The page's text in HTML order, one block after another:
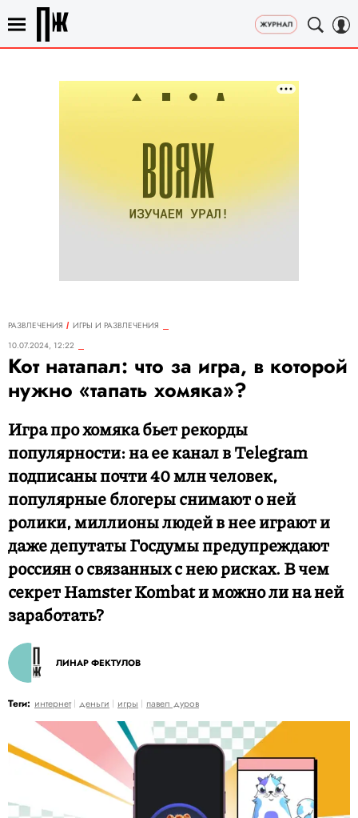
РАЗВЛЕЧЕНИЯ
ИГРЫ И РАЗВЛЕЧЕНИЯ
10.07.2024, 12:22
Кот натапал: что за игра, в которой
нужно «тапать хомяка»?
Игра про хомяка бьет рекорды
популярности: на ее канал в Telegram
подписаны почти 40 млн человек,
популярные блогеры снимают о ней
ролики, миллионы людей в нее играют и
даже депутаты Госдумы предупреждают
россиян о связанных с нею рисках. В чем
секрет Hamster Kombat и можно ли на ней
заработать?
ЛИНАР ФЕКТУЛОВ
Теги: интернет деньги игры павел дуров